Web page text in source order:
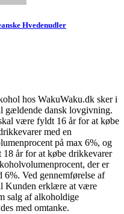
Hvedenudler
hos WakuWaku.dk sker i
gældende dansk lovgivning.
være fyldt 16 år for at købe
med en
på max 6%, og
år for at købe drikkevarer
der er
6%. Ved gennemførelse af
Kunden erklære at være
salg af alkoholdige
med omtanke.